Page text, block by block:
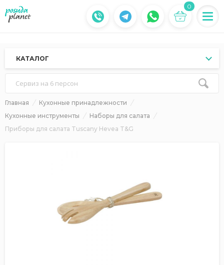
0
КАТАЛОГ
Сервиз на 6 персон
Главная
Кухонные принадлежности
Кухонные инструменты
Наборы для салата
Приборы для салата Tuscany Hevea T&G